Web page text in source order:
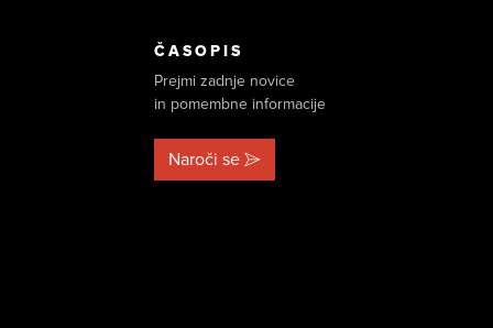
ČASOPIS
Prejmi zadnje novice
in pomembne informacije
Naroči se